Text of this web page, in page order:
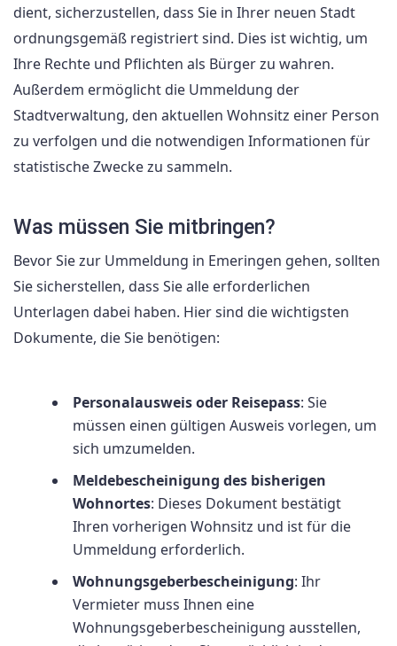
dient, sicherzustellen, dass Sie in Ihrer neuen Stadt
ordnungsgemäß registriert sind. Dies ist wichtig, um
Ihre Rechte und Pflichten als Bürger zu wahren.
Außerdem ermöglicht die Ummeldung der
Stadtverwaltung, den aktuellen Wohnsitz einer Person
zu verfolgen und die notwendigen Informationen für
statistische Zwecke zu sammeln.
Was müssen Sie mitbringen?
Bevor Sie zur Ummeldung in Emeringen gehen, sollten
Sie sicherstellen, dass Sie alle erforderlichen
Unterlagen dabei haben. Hier sind die wichtigsten
Dokumente, die Sie benötigen:
Personalausweis oder Reisepass: Sie
müssen einen gültigen Ausweis vorlegen, um
sich umzumelden.
Meldebescheinigung des bisherigen
Wohnortes: Dieses Dokument bestätigt
Ihren vorherigen Wohnsitz und ist für die
Ummeldung erforderlich.
Wohnungsgeberbescheinigung: Ihr
Vermieter muss Ihnen eine
Wohnungsgeberbescheinigung ausstellen,